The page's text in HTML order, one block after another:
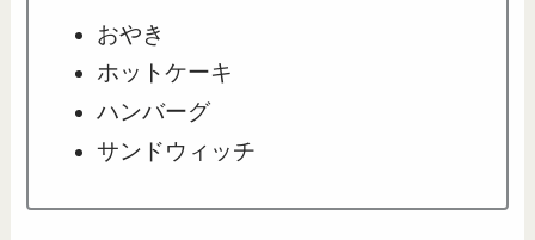
おやき
ホットケーキ
ハンバーグ
サンドウィッチ